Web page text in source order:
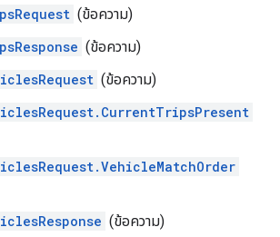
(ข้อความ)
(ข้อความ)
(ข้อความ)
(ข้อความ)